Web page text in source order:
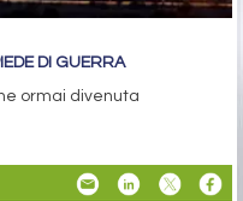
DI GUERRA
ormai divenuta